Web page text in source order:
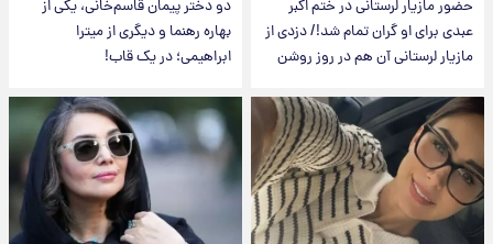
حضور مازیار لرستانی در ختم اکبر
عبدی برای او گران تمام شد!/ دزدی از
مازیار لرستانی آن هم در روز روشن
دو دختر پیمان قاسم‌خانی، یکی از
بهاره رهنما و دیگری از میترا
ابراهیمی؛ در یک قاب!